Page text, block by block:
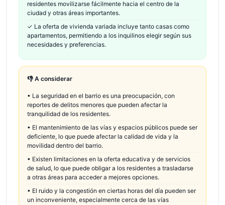
residentes movilizarse fácilmente hacia el centro de la
ciudad y otras áreas importantes.
✓ La oferta de vivienda variada incluye tanto casas como
apartamentos, permitiendo a los inquilinos elegir según sus
necesidades y preferencias.
👎 A considerar
• La seguridad en el barrio es una preocupación, con
reportes de delitos menores que pueden afectar la
tranquilidad de los residentes.
• El mantenimiento de las vías y espacios públicos puede ser
deficiente, lo que puede afectar la calidad de vida y la
movilidad dentro del barrio.
• Existen limitaciones en la oferta educativa y de servicios
de salud, lo que puede obligar a los residentes a trasladarse
a otras áreas para acceder a mejores opciones.
• El ruido y la congestión en ciertas horas del día pueden ser
un inconveniente, especialmente cerca de las vías